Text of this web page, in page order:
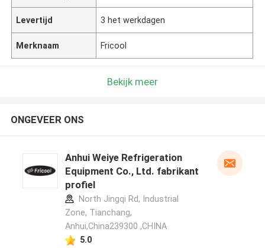
Levertijd 3 het werkdagen
Merknaam Fricool
Bekijk meer
ONGEVEER ONS
Anhui Weiye Refrigeration
Equipment Co., Ltd. fabrikant
profiel
North Jingqi Rd, Industrial
Zone, Tianchang,
Anhui,China239300 ,CHINA
5.0